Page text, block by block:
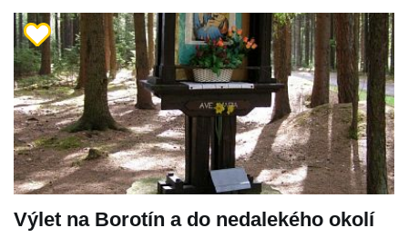
Výlet na Borotín a do nedalekého okolí